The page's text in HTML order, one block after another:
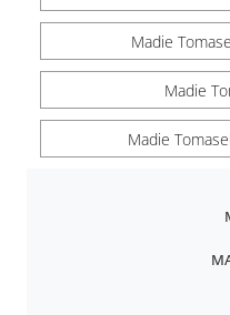
Madie
Madie
Madie